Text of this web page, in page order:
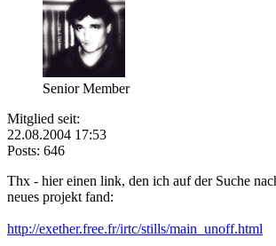
Senior Member
Mitglied seit:
22.08.2004 17:53
Posts: 646
Thx - hier einen link, den ich auf der Suche
neues projekt fand:
http://exether.free.fr/irtc/stills/main_unoff.html